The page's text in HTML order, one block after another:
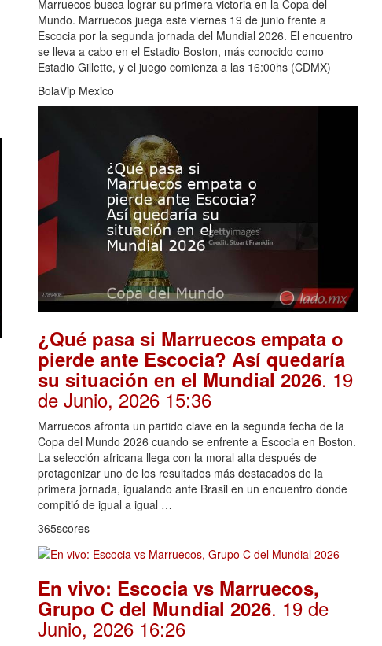
Marruecos busca lograr su primera victoria en la Copa del
Mundo. Marruecos juega este viernes 19 de junio frente a
Escocia por la segunda jornada del Mundial 2026. El encuentro
se lleva a cabo en el Estadio Boston, más conocido como
Estadio Gillette, y el juego comienza a las 16:00hs (CDMX)
BolaVip Mexico
¿Qué pasa si Marruecos empata o
pierde ante Escocia? Así quedaría
su situación en el Mundial 2026. 19
de Junio, 2026 15:36
Marruecos afronta un partido clave en la segunda fecha de la
Copa del Mundo 2026 cuando se enfrente a Escocia en Boston.
La selección africana llega con la moral alta después de
protagonizar uno de los resultados más destacados de la
primera jornada, igualando ante Brasil en un encuentro donde
compitió de igual a igual …
365scores
En vivo: Escocia vs Marruecos,
Grupo C del Mundial 2026. 19 de
Junio, 2026 16:26